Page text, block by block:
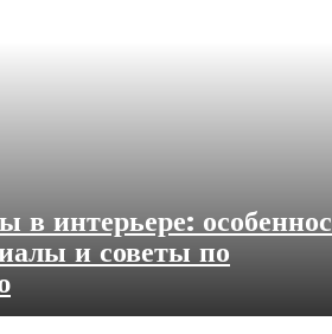
в интерьере:
и советы по